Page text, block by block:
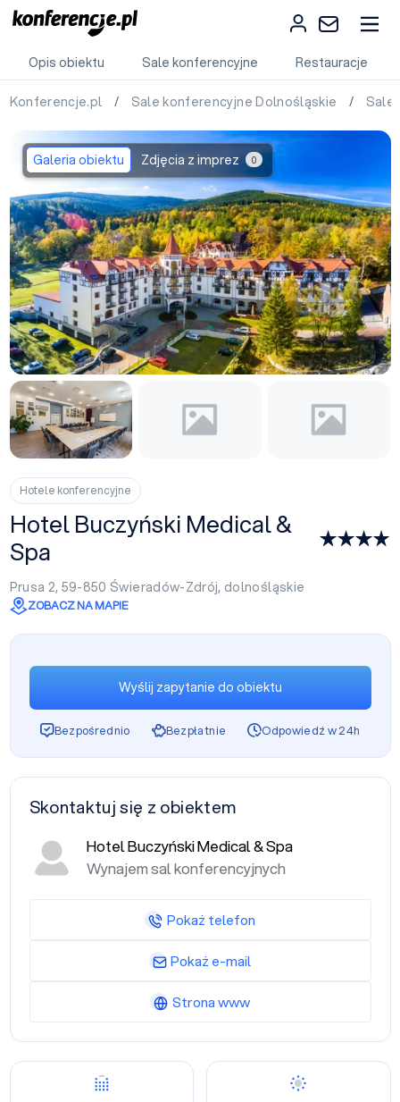
Opis obiektu Sale konferencyjne Restauracje
Konferencje.pl / Sale konferencyjne Dolnośląskie / Sale
Galeria obiektu Zdjęcia z imprez 0
Hotele konferencyjne
Hotel Buczyński Medical &
Spa
Prusa 2, 59-850 Świeradów-Zdrój, dolnośląskie
ZOBACZ NA MAPIE
Konferencja Bankiet
Wyślij zapytanie do obiektu
Bezpośrednio Bezpłatnie Odpowiedź w 24h
Skontaktuj się z obiektem
Hotel Buczyński Medical & Spa
Wynajem sal konferencyjnych
Pokaż telefon
Pokaż e-mail
Strona www